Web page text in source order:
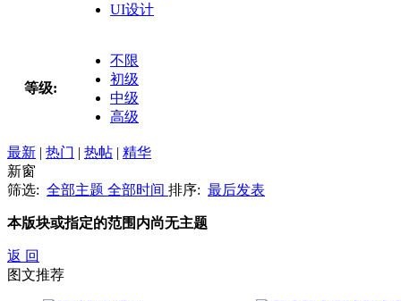
UI设计
等级:
不限
初级
中级
高级
最新 | 热门 | 热帖 | 精华
新窗
筛选: 全部主题 全部时间 排序: 最后发表
本版块或指定的范围内尚无主题
返 回
图文推荐